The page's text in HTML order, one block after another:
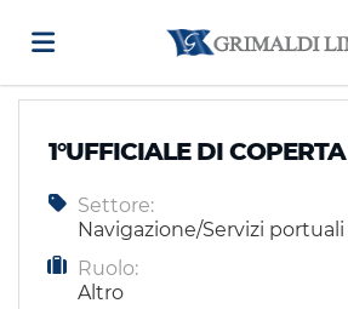
Offerte
di
Carica
1°UFFICIALE DI COPERTA
Settore:
Navigazione/Servizi portuali
Ruolo:
Altro